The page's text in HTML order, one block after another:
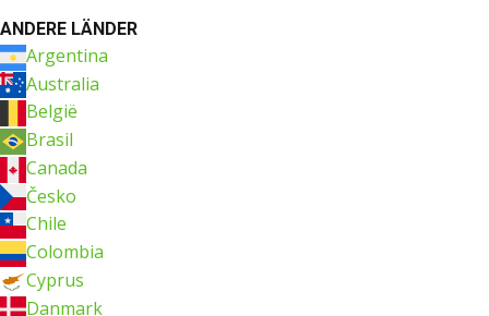
ANDERE LÄNDER
Argentina
Australia
België
Brasil
Canada
Česko
Chile
Colombia
Cyprus
Danmark